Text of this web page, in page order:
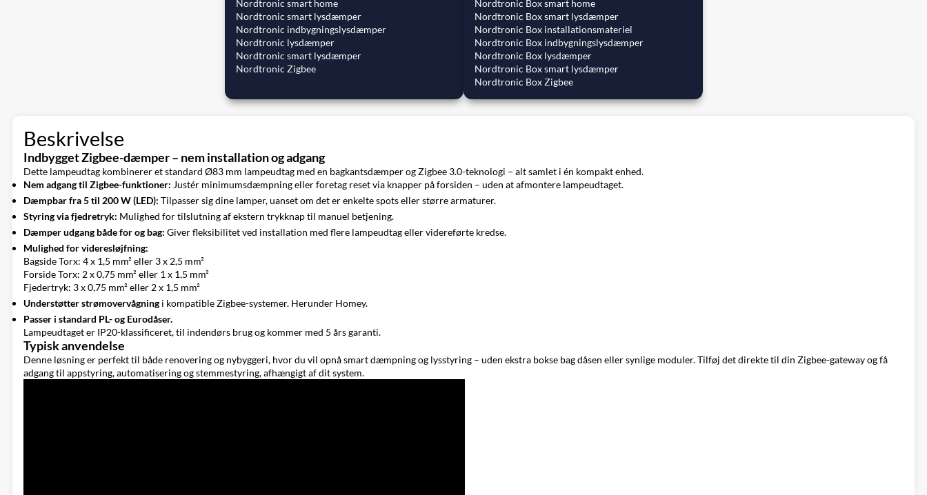
Nordtronic smart home
Nordtronic smart lysdæmper
Nordtronic indbygningslysdæmper
Nordtronic lysdæmper
Nordtronic smart lysdæmper
Nordtronic Zigbee
Nordtronic Box smart home
Nordtronic Box smart lysdæmper
Nordtronic Box installationsmateriel
Nordtronic Box indbygningslysdæmper
Nordtronic Box lysdæmper
Nordtronic Box smart lysdæmper
Nordtronic Box Zigbee
Beskrivelse
Indbygget Zigbee-dæmper – nem installation og adgang
Dette lampeudtag kombinerer et standard Ø83 mm lampeudtag med en bagkantsdæmper og Zigbee 3.0-teknologi – alt samlet i én kompakt enhed.
Nem adgang til Zigbee-funktioner: Justér minimumsdæmpning eller foretag reset via knapper på forsiden – uden at afmontere lampeudtaget.
Dæmpbar fra 5 til 200 W (LED): Tilpasser sig dine lamper, uanset om det er enkelte spots eller større armaturer.
Styring via fjedretryk: Mulighed for tilslutning af ekstern trykknap til manuel betjening.
Dæmper udgang både for og bag: Giver fleksibilitet ved installation med flere lampeudtag eller videreførte kredse.
Mulighed for videresløjfning:
Bagside Torx: 4 x 1,5 mm² eller 3 x 2,5 mm²
Forside Torx: 2 x 0,75 mm² eller 1 x 1,5 mm²
Fjedertryk: 3 x 0,75 mm² eller 2 x 1,5 mm²
Understøtter strømovervågning i kompatible Zigbee-systemer. Herunder Homey.
Passer i standard PL- og Eurodåser.
Lampeudtaget er IP20-klassificeret, til indendørs brug og kommer med 5 års garanti.
Typisk anvendelse
Denne løsning er perfekt til både renovering og nybyggeri, hvor du vil opnå smart dæmpning og lysstyring – uden ekstra bokse bag dåsen eller synlige moduler. Tilføj det direkte til din Zigbee-gateway og få
adgang til appstyring, automatisering og stemmestyring, afhængigt af dit system.